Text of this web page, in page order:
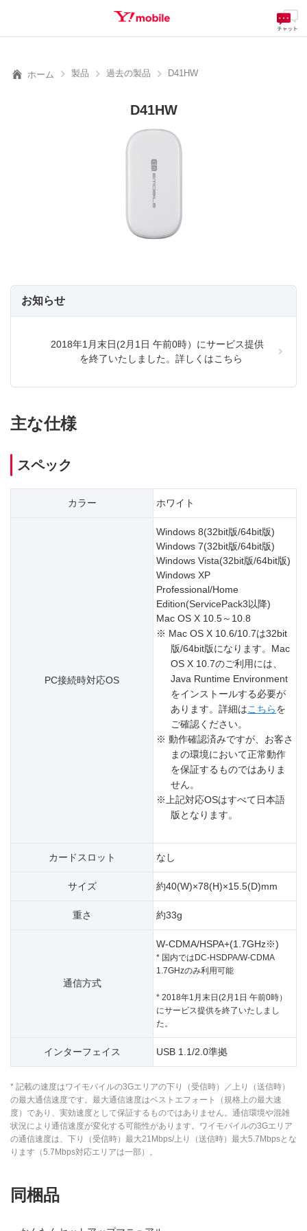
ホーム 製品 過去の製品 D41HW
D41HW
お知らせ
2018年1月末日(2月1日 午前0時）にサービス提供
を終了いたしました。詳しくはこちら
主な仕様
スペック
カラー ホワイト
PC接続時対応OS
Windows 8(32bit版/64bit版)
Windows 7(32bit版/64bit版)
Windows Vista(32bit版/64bit版)
Windows XP
Professional/Home
Edition(ServicePack3以降)
Mac OS X 10.5～10.8
※ Mac OS X 10.6/10.7は32bit
版/64bit版になります。Mac
OS X 10.7のご利用には、
Java Runtime Environment
をインストールする必要が
あります。詳細はこちらを
ご確認ください。
※ 動作確認済みですが、お客さ
まの環境において正常動作
を保証するものではありま
せん。
※上記対応OSはすべて日本語
版となります。
カードスロット なし
サイズ 約40(W)×78(H)×15.5(D)mm
重さ 約33g
通信方式
W-CDMA/HSPA+(1.7GHz※)
* 国内ではDC-HSDPA/W-CDMA
1.7GHzのみ利用可能
* 2018年1月末日(2月1日 午前0時）
にサービス提供を終了いたしまし
た。
インターフェイス USB 1.1/2.0準拠
* 記載の速度はワイモバイルの3Gエリアの下り（受信時）／上り（送信時）
の最大通信速度です。最大通信速度はベストエフォート（規格上の最大速
度）であり、実効速度として保証するものではありません。通信環境や混雑
状況により通信速度が変化する可能性があります。ワイモバイルの3Gエリア
の通信速度は、下り（受信時）最大21Mbps/上り（送信時）最大5.7Mbpsとな
ります（5.7Mbps対応エリアは一部）。
同梱品